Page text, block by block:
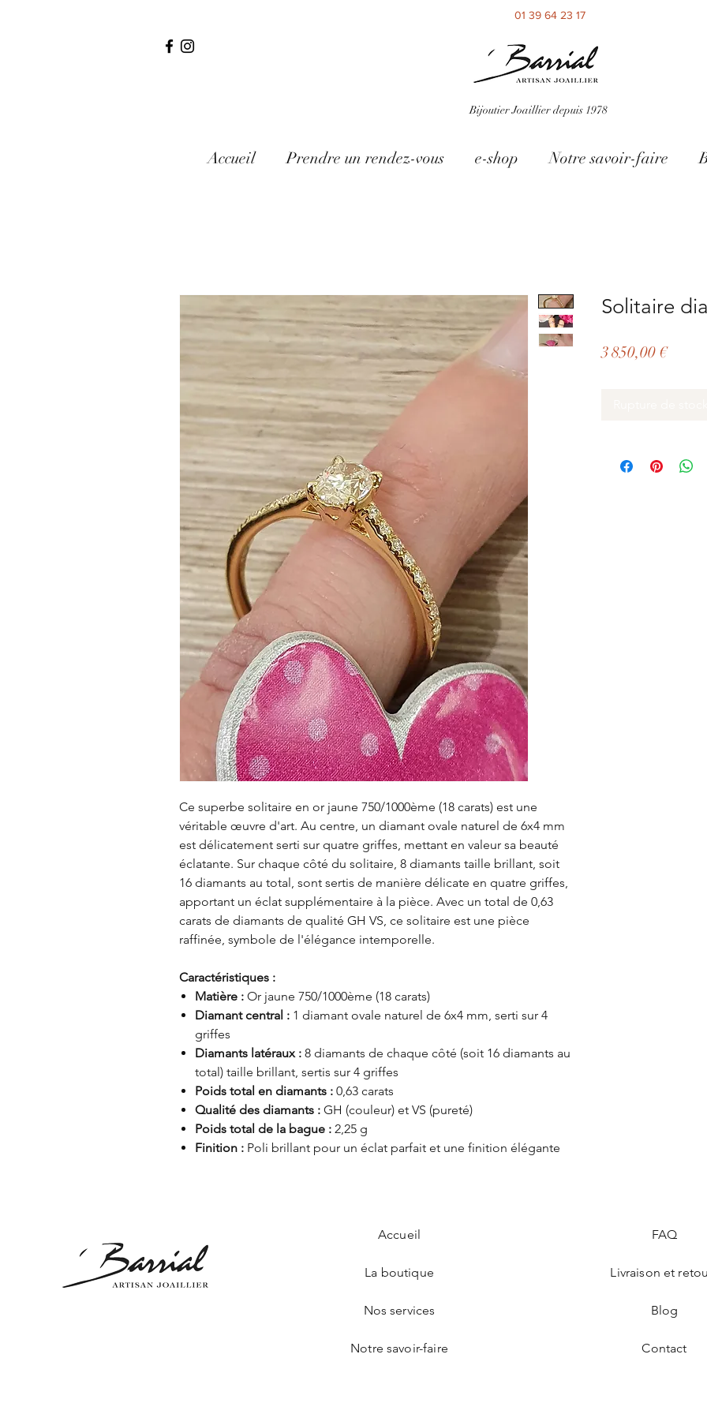
01 39 64 23 17
Bijoutier Joaillier depuis 1978
Accueil Prendre un rendez-vous e-shop Notre savoir-faire
Ce superbe solitaire en or jaune 750/1000ème (18 carats) est une
véritable œuvre d'art. Au centre, un diamant ovale naturel de 6x4 mm
est délicatement serti sur quatre griffes, mettant en valeur sa beauté
éclatante. Sur chaque côté du solitaire, 8 diamants taille brillant, soit
16 diamants au total, sont sertis de manière délicate en quatre griffes,
apportant un éclat supplémentaire à la pièce. Avec un total de 0,63
carats de diamants de qualité GH VS, ce solitaire est une pièce
raffinée, symbole de l'élégance intemporelle.
Caractéristiques :
Matière : Or jaune 750/1000ème (18 carats)
Diamant central : 1 diamant ovale naturel de 6x4 mm, serti sur 4
griffes
Diamants latéraux : 8 diamants de chaque côté (soit 16 diamants au
total) taille brillant, sertis sur 4 griffes
Poids total en diamants : 0,63 carats
Qualité des diamants : GH (couleur) et VS (pureté)
Poids total de la bague : 2,25 g
Finition : Poli brillant pour un éclat parfait et une finition élégante
Solitaire
3 850,00 €Prix
Accueil
La boutique
Nos services
Notre savoir-faire
FAQ
Livraison et
Blog
Contact